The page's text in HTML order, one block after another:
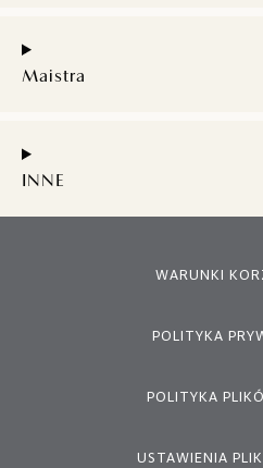
Maistra
INNE
WARUNKI
POLITYKA
POLITYKA
USTAWIENIA